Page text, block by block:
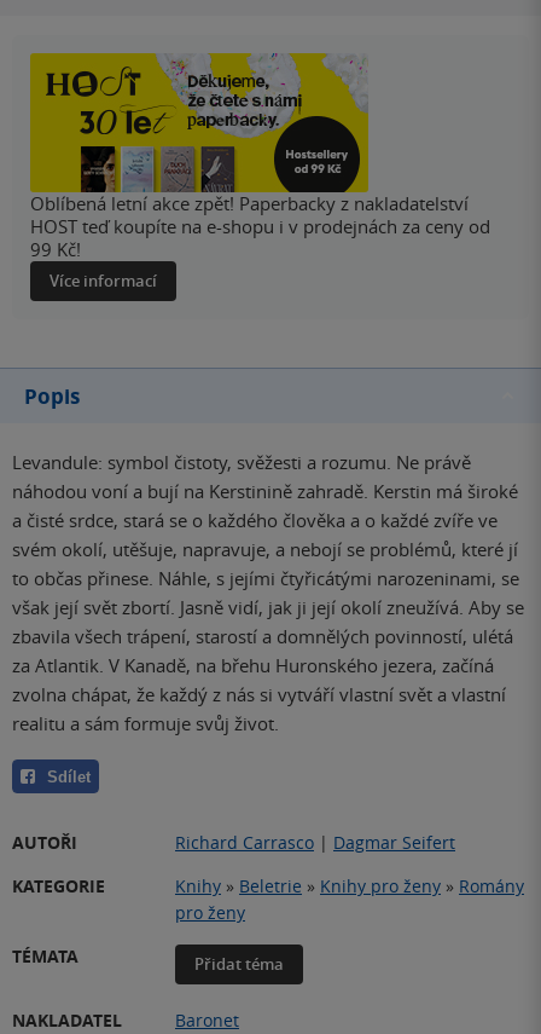
Oblíbená letní akce zpět! Paperbacky z nakladatelství
HOST teď koupíte na e-shopu i v prodejnách za ceny od
99 Kč!
Více informací
Popis
Levandule: symbol čistoty, svěžesti a rozumu. Ne právě
náhodou voní a bují na Kerstinině zahradě. Kerstin má široké
a čisté srdce, stará se o každého člověka a o každé zvíře ve
svém okolí, utěšuje, napravuje, a nebojí se problémů, které jí
to občas přinese. Náhle, s jejími čtyřicátými narozeninami, se
však její svět zbortí. Jasně vidí, jak ji její okolí zneužívá. Aby se
zbavila všech trápení, starostí a domnělých povinností, ulétá
za Atlantik. V Kanadě, na břehu Huronského jezera, začíná
zvolna chápat, že každý z nás si vytváří vlastní svět a vlastní
realitu a sám formuje svůj život.
Sdílet
AUTOŘI Richard Carrasco | Dagmar Seifert
KATEGORIE
Knihy » Beletrie » Knihy pro ženy » Romány
pro ženy
TÉMATA
Přidat téma
NAKLADATEL
Baronet